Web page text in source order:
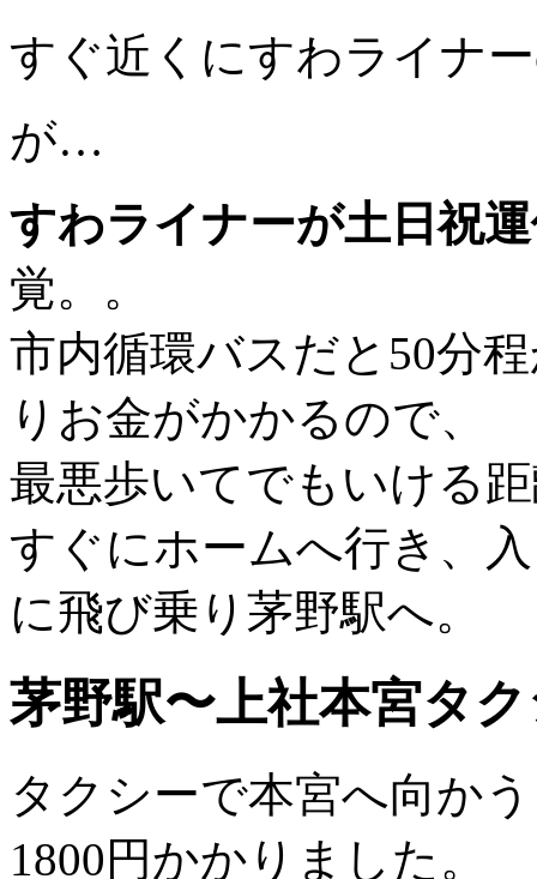
すぐ近くにすわライナ
が…
すわライナーが土日祝
覚。。
市内循環バスだと50分
りお金がかかるので、
最悪歩いてでもいける
すぐにホームへ行き、
に飛び乗り茅野駅へ。
茅野駅〜上社本宮タ
タクシーで本宮へ向か
1800円かかりました。